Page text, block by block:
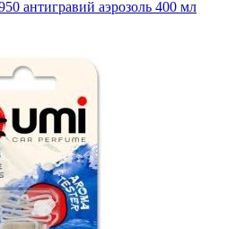
антигравий аэрозоль 400 мл